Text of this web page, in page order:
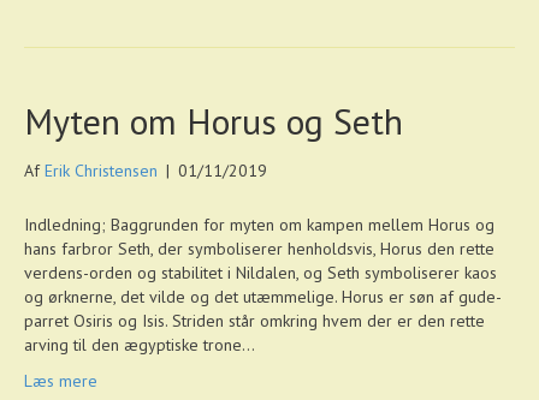
Myten om Horus og Seth
AfErik Christensen | 01/11/2019
Indledning; Baggrunden for myten om kampen mellem Horus og
hans farbror Seth, der symboliserer henholdsvis, Horus den rette
verdens-orden og stabilitet i Nildalen, og Seth symboliserer kaos
og ørknerne, det vilde og det utæmmelige. Horus er søn af gude-
parret Osiris og Isis. Striden står omkring hvem der er den rette
arving til den ægyptiske trone…
Læs mere